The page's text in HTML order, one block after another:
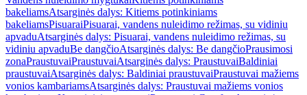
bakeliamsAtsarginės dalys: Kitiems potinkiniams
bakeliamsPisuaraiPisuarai, vandens nuleidimo režimas, su vidiniu
apvaduAtsarginės dalys: Pisuarai, vandens nuleidimo režimas, su
vidiniu apvaduBe dangčioAtsarginės dalys: Be dangčioPrausimosi
zonaPraustuvaiPraustuvaiAtsarginės dalys: PraustuvaiBaldiniai
praustuvaiAtsarginės dalys: Baldiniai praustuvaiPraustuvai mažiems
vonios kambariamsAtsarginės dalys: Praustuvai mažiems vonios